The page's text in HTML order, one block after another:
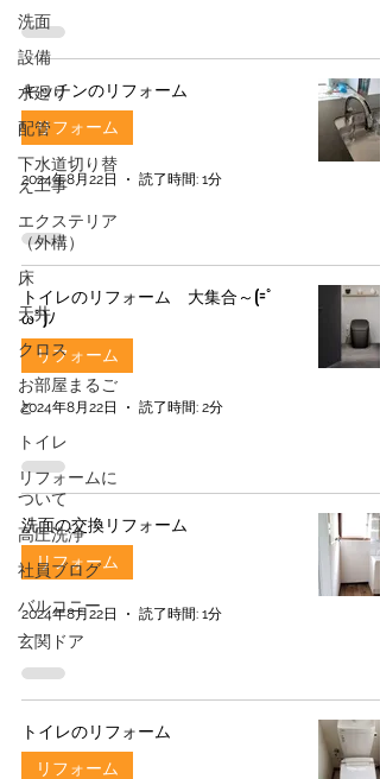
洗面
設備
水廻り
配管
下水道切り替
え工事
エクステリア
（外構）
床
天井
クロス
お部屋まるご
と
トイレ
リフォームに
ついて
高圧洗浄
社員ブログ
バルコニー
玄関ドア
キッチンのリフォーム
リフォーム
2024年8月22日 読了時間: 1分
トイレのリフォーム 大集合～(=ﾟ
ωﾟ)ﾉ
リフォーム
2024年8月22日 読了時間: 2分
洗面の交換リフォーム
リフォーム
2024年8月22日 読了時間: 1分
トイレのリフォーム
リフォーム